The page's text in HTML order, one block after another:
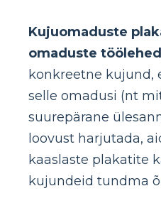
Kujuomaduste
omaduste
konkreetne kujund,
selle omadusi (nt
suurepärane
loovust harjutada,
kaaslaste plakatite
kujundeid tundma